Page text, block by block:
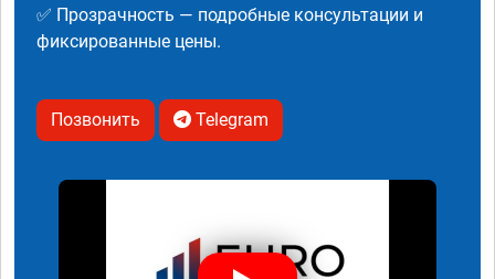
✅ Прозрачность — подробные консультации и
фиксированные цены.
Позвонить Telegram